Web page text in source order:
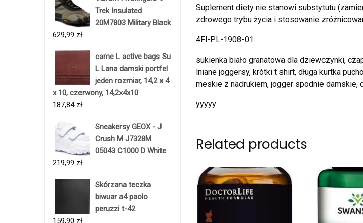
Trek Insulated
20M7803 Military Black
629,99 zł
came L active bags Su
L Lana damski portfel
jeden rozmiar, 14,2 x 4
x 10, czerwony, 14,2x4x10
187,84 zł
Sneakersy GEOX - J
Crush M J7328M
05043 C1000 D White
219,99 zł
Skórzana teczka
biwuar a4 paolo
peruzzi t-42
159,90 zł
Suplement diety nie stanowi substytutu
zdrowego trybu życia i stosowanie
4Fl-PL-1908-01
sukienka biało granatowa dla dziewczynki,
lniane joggersy, krótki t shirt, długa kurtka
meskie z nadrukiem, jogger spodnie
yyyyy
Related products